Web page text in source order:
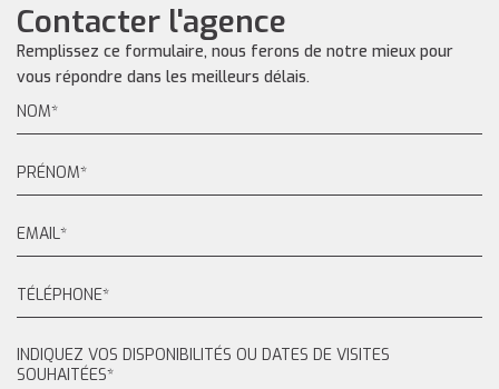
Contacter l'agence
Remplissez ce formulaire, nous ferons de notre mieux pour
vous répondre dans les meilleurs délais.